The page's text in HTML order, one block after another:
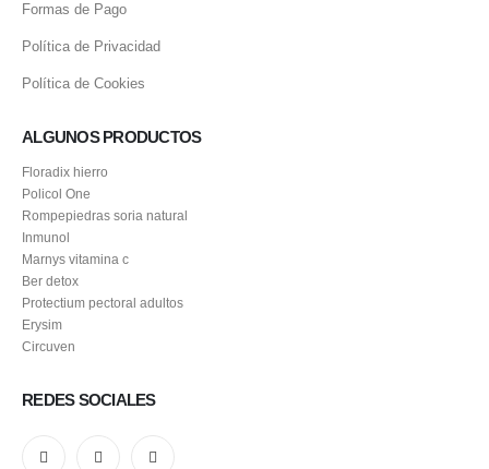
Formas de Pago
Política de Privacidad
Política de Cookies
ALGUNOS PRODUCTOS
Floradix hierro
Policol One
Rompepiedras soria natural
Inmunol
Marnys vitamina c
Ber detox
Protectium pectoral adultos
Erysim
Circuven
REDES SOCIALES